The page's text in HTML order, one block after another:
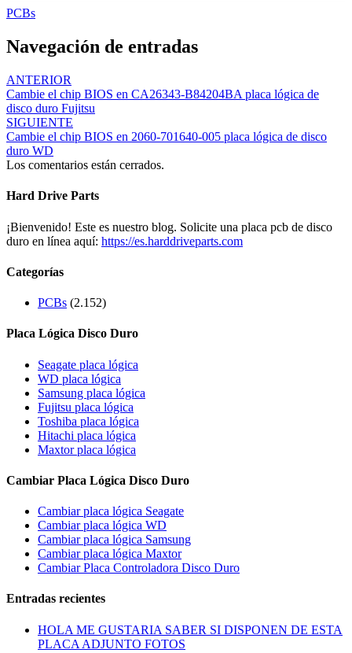
PCBs
Navegación de entradas
ANTERIOR
Cambie el chip BIOS en CA26343-B84204BA placa lógica de
disco duro Fujitsu
SIGUIENTE
Cambie el chip BIOS en 2060-701640-005 placa lógica de disco
duro WD
Los comentarios están cerrados.
Hard Drive Parts
¡Bienvenido! Este es nuestro blog. Solicite una placa pcb de disco
duro en línea aquí: https://es.harddriveparts.com
Categorías
PCBs (2.152)
Placa Lógica Disco Duro
Seagate placa lógica
WD placa lógica
Samsung placa lógica
Fujitsu placa lógica
Toshiba placa lógica
Hitachi placa lógica
Maxtor placa lógica
Cambiar Placa Lógica Disco Duro
Cambiar placa lógica Seagate
Cambiar placa lógica WD
Cambiar placa lógica Samsung
Cambiar placa lógica Maxtor
Cambiar Placa Controladora Disco Duro
Entradas recientes
HOLA ME GUSTARIA SABER SI DISPONEN DE ESTA
PLACA ADJUNTO FOTOS